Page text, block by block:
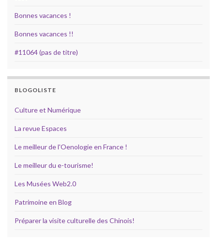
Bonnes vacances !
Bonnes vacances !!
#11064 (pas de titre)
BLOGOLISTE
Culture et Numérique
La revue Espaces
Le meilleur de l'Oenologie en France !
Le meilleur du e-tourisme!
Les Musées Web2.0
Patrimoine en Blog
Préparer la visite culturelle des Chinois!